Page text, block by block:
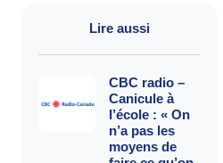
Lire aussi
CBC radio –
Canicule à
l’école : « On
n’a pas les
moyens de